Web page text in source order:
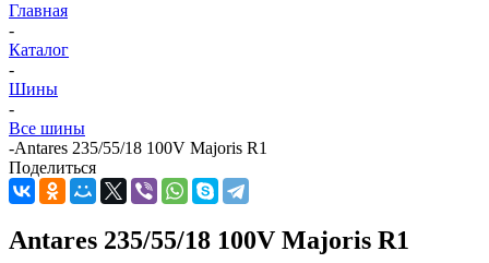
Главная
-
Каталог
-
Шины
-
Все шины
-Antares 235/55/18 100V Majoris R1
Поделиться
Antares 235/55/18 100V Majoris R1